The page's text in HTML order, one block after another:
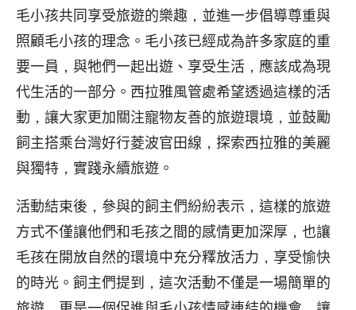
毛小孩共同享受旅遊的樂趣，並進一步倡導尊重與
照顧毛小孩的理念。毛小孩已經成為許多家庭的重
要一員，與牠們一起出遊、享受生活，應該成為現
代生活的一部分。西拉雅風管處希望透過這樣的活
動，讓大家更加關注寵物友善的旅遊環境，並鼓勵
飼主搭乘台灣好行菱波官田線，探索西拉雅的美麗
與獨特，實踐永續旅遊。
活動結束後，參與的飼主們紛紛表示，這樣的旅遊
方式不僅讓他們和毛孩之間的感情更加深厚，也讓
毛孩在開放自然的環境中充分釋放活力，享受愉快
的時光。飼主們提到，這次活動不僅是一場簡單的